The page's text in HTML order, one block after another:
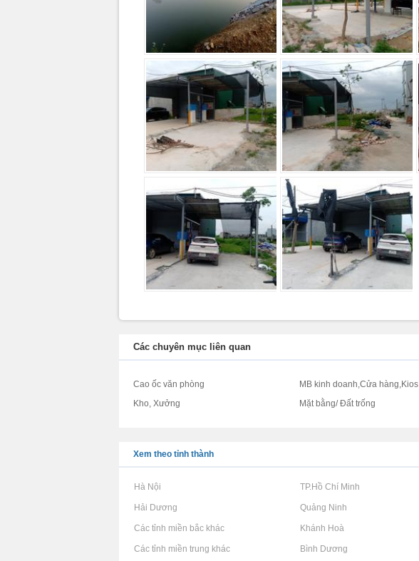
Các chuyên mục liên quan
Cao ốc văn phòng MB kinh doanh,Cửa hàng,Kios
Kho, Xưởng
Mặt bằng/ Đất trống
Xem theo tỉnh thành
Rao vặt tại Hà Nội Rao vặt tại TP.Hồ Chí Minh
Rao vặt tại Hải Dương Rao vặt tại Quảng Ninh
Rao vặt tại Các tỉnh miền bắc khác Rao vặt tại Khánh Hoà
Rao vặt tại Các tỉnh miền trung khác Rao vặt tại Bình Dương